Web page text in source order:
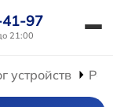
97
21:00
устройств